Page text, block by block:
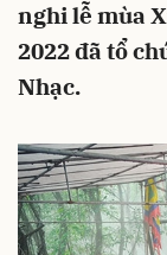
nghi lễ mùa
2022 đã tổ
Nhạc.